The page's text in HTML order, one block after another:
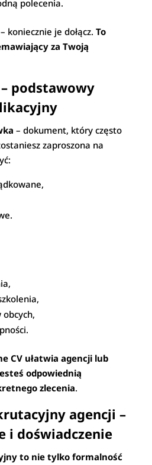
polecenia.
koniecznie je dołącz.To
za Twoją
podstawowy
– dokument, który często
zaproszona na
obcych,
CV ułatwia agencji lub
odpowiednią
zlecenia.
agencji –
i doświadczenie
to nie tylko formalność